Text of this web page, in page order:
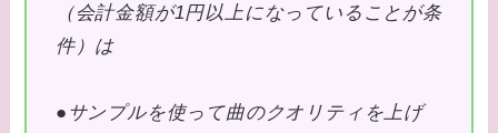
（会計金額が1円以上になっていることが条
件）は
●サンプルを使って曲のクオリティを上げ